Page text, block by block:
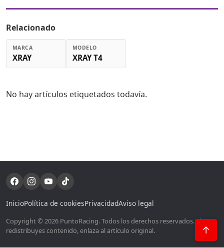
Relacionado
MARCA
XRAY
MODELO
XRAY T4
No hay artículos etiquetados todavía.
InicioPolítica de cookiesPrivacidadAviso legal
Copyright © 2026 PuntoRacing. Todos los derechos reservados. Si
redistribuyes contenido, enlaza al artículo original.
↑